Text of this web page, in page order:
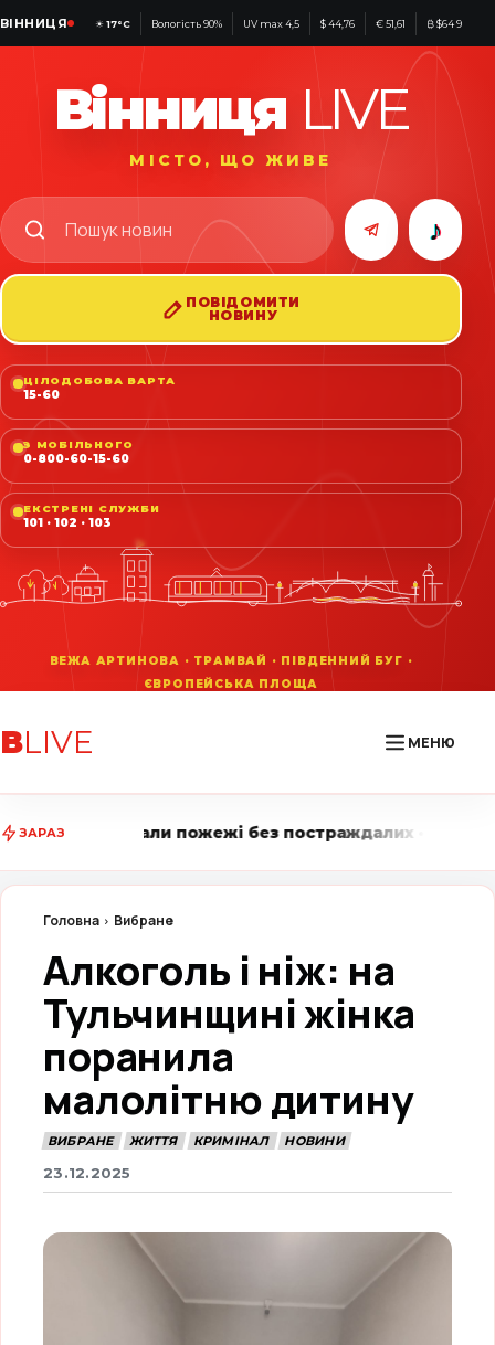
ВІННИЦЯ ☀17°C Вологість 90% UV max 4,5 $ 44,76 € 51,61 ₿ $64 981
Вінниця LIVE
МІСТО, ЩО ЖИВЕ
♪
ПОВІДОМИТИ
НОВИНУ
ЦІЛОДОБОВА ВАРТА
15-60
З МОБІЛЬНОГО
0-800-60-15-60
ЕКСТРЕНІ СЛУЖБИ
101 · 102 · 103
ВLIVE МЕНЮ
ЗАРАЗбез постраждалих • Вінниця LIVE стежить за
Головна Вибране
Алкоголь і ніж: на
Тульчинщині жінка
поранила
малолітню дитину
ВИБРАНЕ ЖИТТЯ КРИМІНАЛ НОВИНИ
23.12.2025